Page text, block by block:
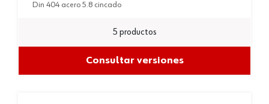
din 404 acero 5.8 cincado
5 productos
Consultar versiones